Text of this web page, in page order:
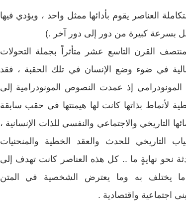
العناصر يقوم بأدائها ممثل واحد ، ويؤدي فيها
بسرعة كبيرة من دور إلى دور آخر .)
القرن التاسع عشر متأثراً بجملة التحولات
في ضوء وضع الإنسان في تلك الحقبة ، فقد
إذ عمدت النصوص المونودرامية إلى
لأنماط بذاتها كانت لها هيمنتها في حقب سابقة
التاريخي والاجتماعي والنفسي للذات الإنسانية ،
التاريخي للحدث والعقد الخطية والمنحنيات
نحو نهايةٍ ما .. كل هذه العناصر كانت تهدف إلى
يختلف به وما يعترض الشخصية في المتن
اجتماعية واقتصادية .